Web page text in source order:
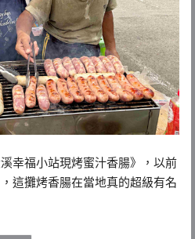
幸福小站現烤蜜汁香腸》，以前
這攤烤香腸在當地真的超級有名